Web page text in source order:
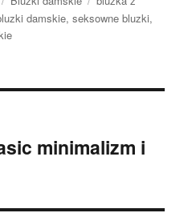
damskie,seksowne bluzki,
minimalizm i